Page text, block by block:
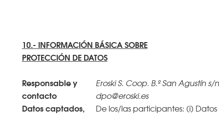
10.- INFORMACIÓN BÁSICA SOBRE
PROTECCIÓN DE DATOS
Responsable y
contacto
Eroski S. Coop. B.º San Agustín
dpo@eroski.es
Datos captados,
De los/las participantes: (i)